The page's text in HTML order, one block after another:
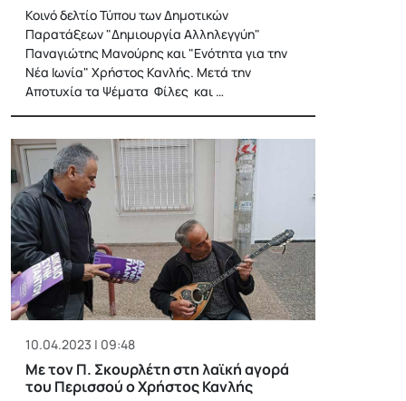
Κοινό δελτίο Τύπου των Δημοτικών
Παρατάξεων "Δημιουργία Αλληλεγγύη"
Παναγιώτης Μανούρης και "Ενότητα για την
Νέα Ιωνία" Χρήστος Κανλής. Μετά την
Αποτυχία τα Ψέματα Φίλες και …
10.04.2023 | 09:48
Με τον Π. Σκουρλέτη στη λαϊκή αγορά
του Περισσού ο Χρήστος Κανλής